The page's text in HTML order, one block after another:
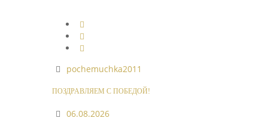
pochemuchka2011
ПОЗДРАВЛЯЕМ С ПОБЕДОЙ!
06.08.2026